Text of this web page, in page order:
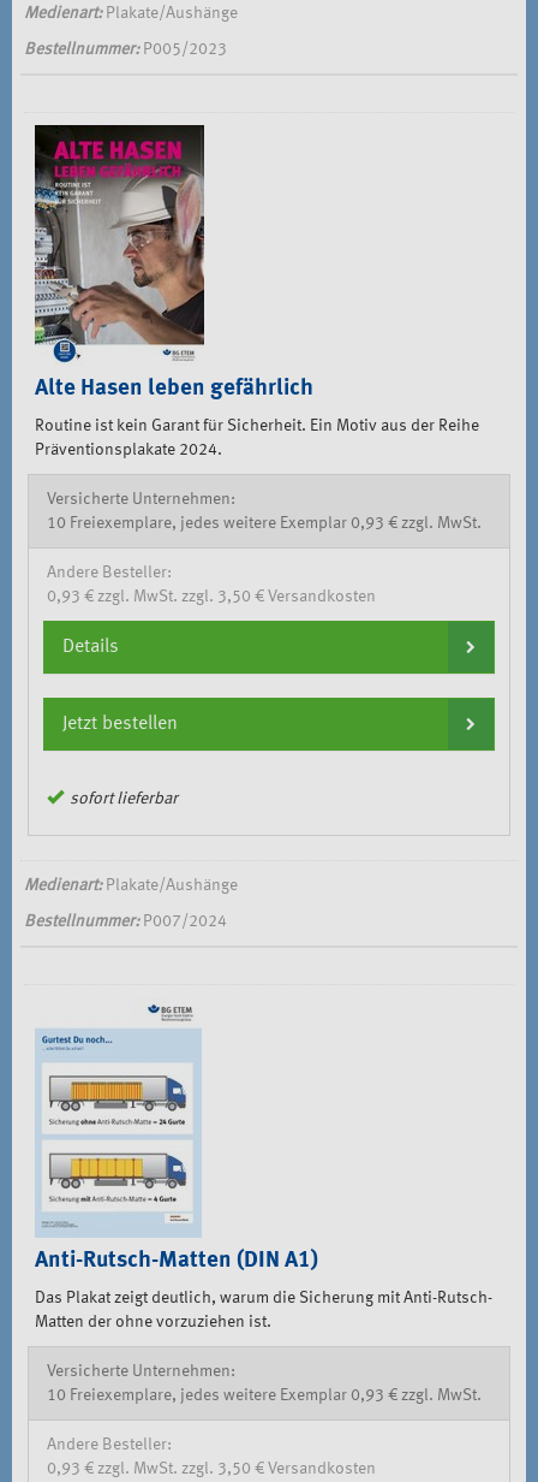
Medienart:Plakate/Aushänge
Bestellnummer:P005/2023
Alte Hasen leben gefährlich
Routine ist kein Garant für Sicherheit. Ein Motiv aus der Reihe
Präventionsplakate 2024.
Versicherte Unternehmen:
10 Freiexemplare, jedes weitere Exemplar 0,93 € zzgl. MwSt.
Andere Besteller:
0,93 € zzgl. MwSt. zzgl. 3,50 € Versandkosten
Details
Jetzt bestellen
sofort lieferbar
Medienart:Plakate/Aushänge
Bestellnummer:P007/2024
Anti-Rutsch-Matten (DIN A1)
Das Plakat zeigt deutlich, warum die Sicherung mit Anti-Rutsch-
Matten der ohne vorzuziehen ist.
Versicherte Unternehmen:
10 Freiexemplare, jedes weitere Exemplar 0,93 € zzgl. MwSt.
Andere Besteller:
0,93 € zzgl. MwSt. zzgl. 3,50 € Versandkosten